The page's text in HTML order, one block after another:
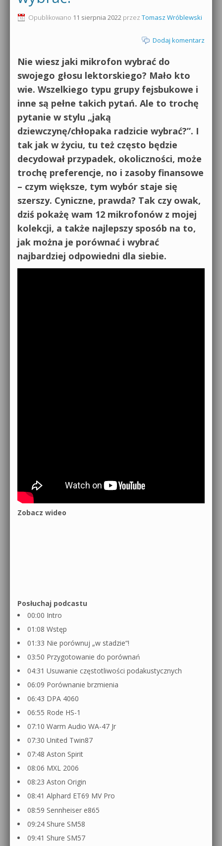
Produkcja muzyczna od podstaw
Sound Forge od podstaw
Dubstep z syntezatorem Massive
Kontakt 5 Kompendium
Pakiety
0dB.pl - informacje
Materiały dla mediów
Archiwum aktualności
Polityka prywatności
Regulamin
Działanie sklepu internetowego
Wyszukiwanie
Opublikowano 11 sierpnia 2022 przez Tomasz Wróblewski
Dodaj komentarz
Nie wiesz jaki mikrofon wybrać do
swojego głosu lektorskiego? Mało kto
wie. Wszelkiego typu grupy fejsbukowe i
inne są pełne takich pytań. Ale to trochę
pytanie w stylu „jaką
dziewczynę/chłopaka radzicie wybrać?”. I
tak jak w życiu, tu też często będzie
decydował przypadek, okoliczności, może
trochę preferencje, no i zasoby finansowe
– czym większe, tym wybór staje się
szerszy. Cyniczne, prawda? Tak czy owak,
dziś pokażę wam 12 mikrofonów z mojej
kolekcji, a także najlepszy sposób na to,
jak można je porównać i wybrać
najbardziej odpowiedni dla siebie.
Zobacz wideo
Posłuchaj podcastu
00:00 Intro
01:08 Wstęp
01:33 Nie porównuj „w stadzie“!
03:50 Przygotowanie do porównań
04:31 Usuwanie częstotliwości podakustycznych
06:09 Porównanie brzmienia
06:43 DPA 4060
06:55 Rode HS-1
07:10 Warm Audio WA-47 Jr
07:30 United Twin87
07:48 Aston Spirit
08:06 MXL 2006
08:23 Aston Origin
08:41 Alphard ET69 MV Pro
08:59 Sennheiser e865
09:24 Shure SM58
09:41 Shure SM57